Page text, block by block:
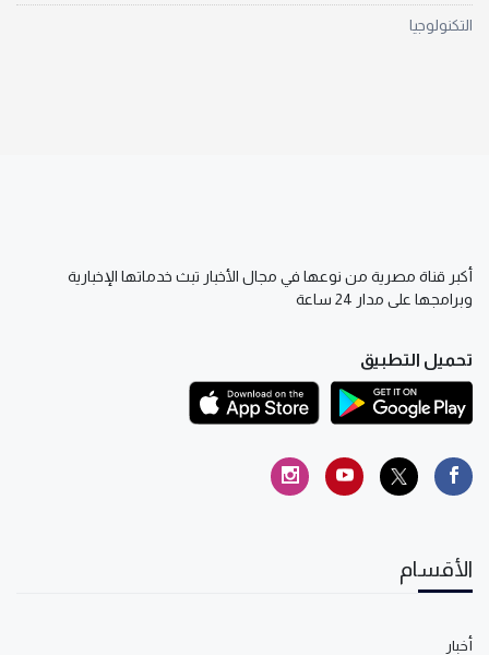
التكنولوجيا
أكبر قناة مصرية من نوعها في مجال الأخبار تبث خدماتها الإخبارية
وبرامجها على مدار 24 ساعة
تحميل التطبيق
الأقسام
أخبار